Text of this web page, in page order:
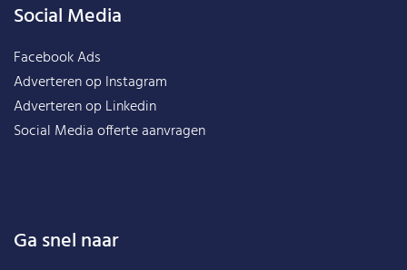
Social Media
Facebook Ads
Adverteren op Instagram
Adverteren op Linkedin
Social Media offerte aanvragen
Ga snel naar